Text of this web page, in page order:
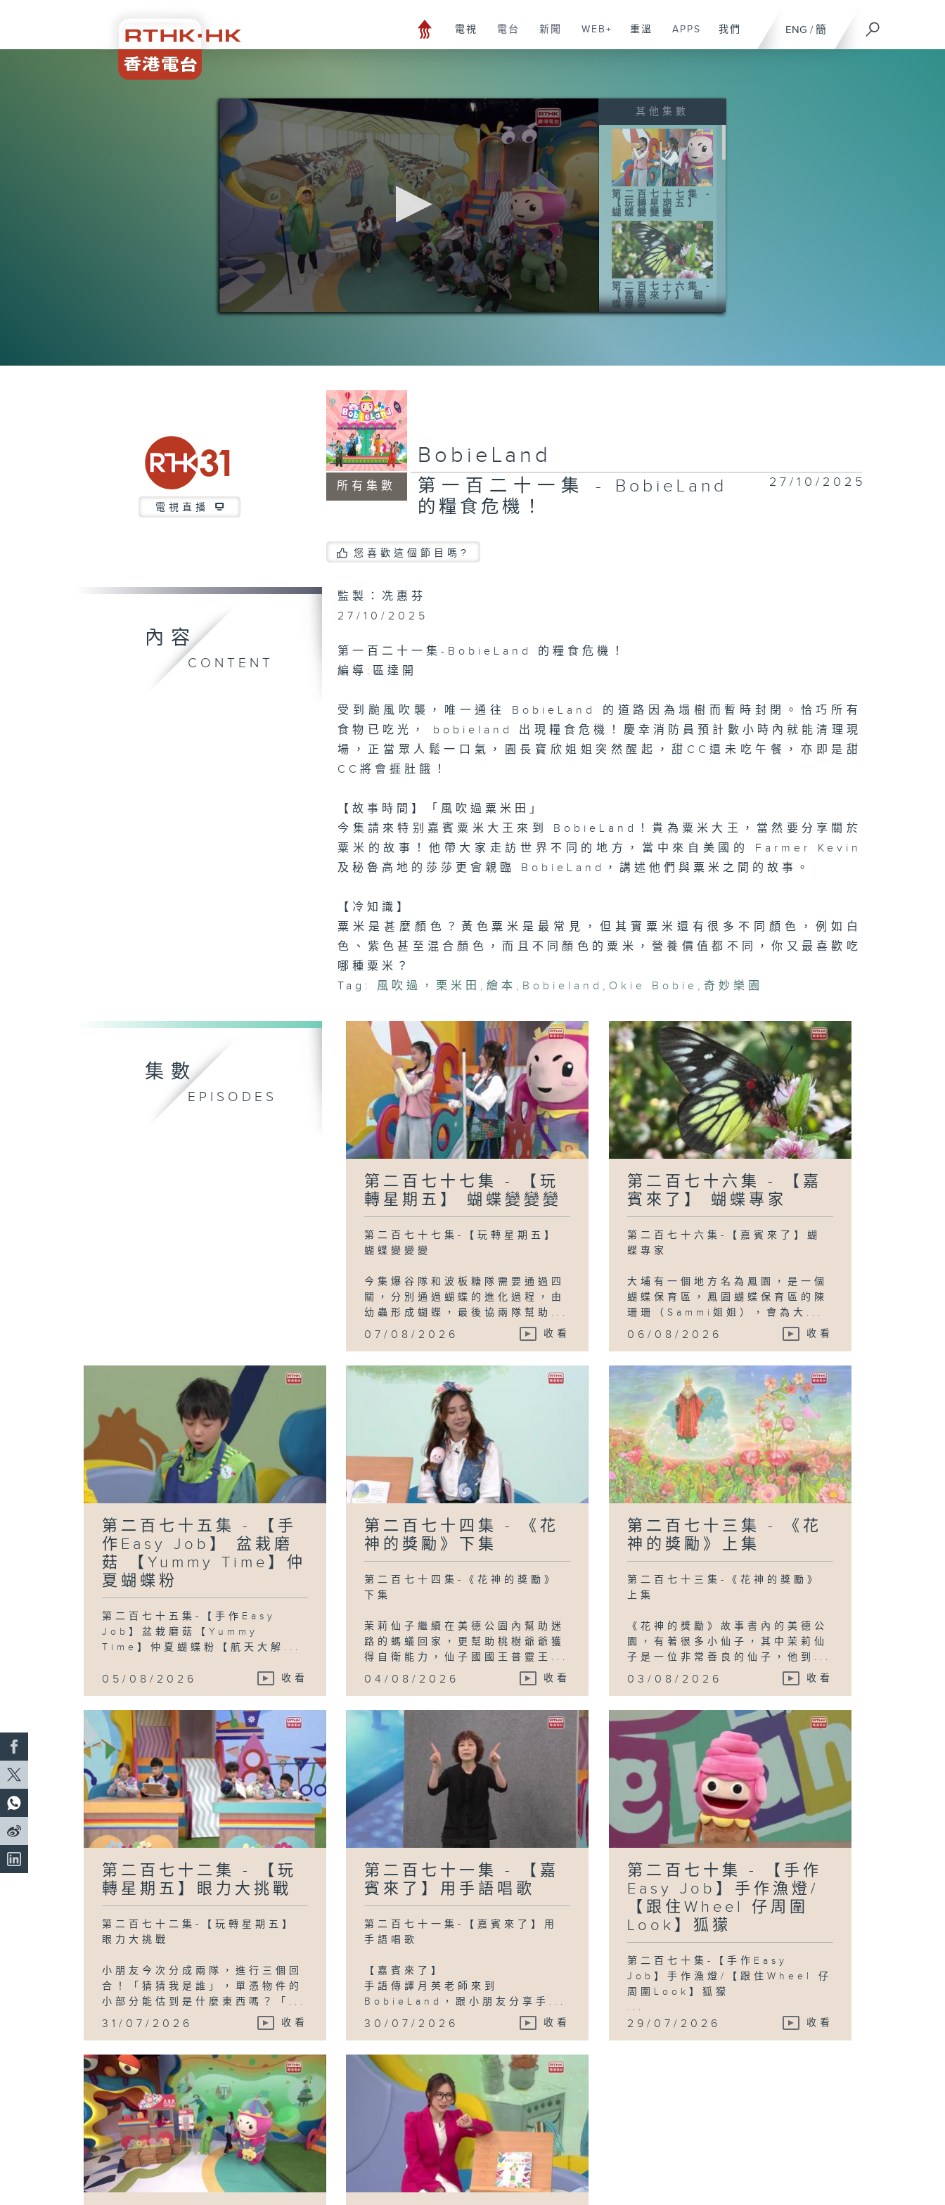
ENG / 簡
電視 電台 新聞 WEB+ 重溫 APPS 我們
0
其他集數
第二百七十七集 -
【玩轉星期五】
蝴蝶變變變
第二百七十六集 -
【嘉賓來了】 蝴
蝶專家
第二百七十集 -
【手作Easy
《還要等100個夜
晚》- 享受當下
第二百六十八集 -
《還要等100個夜
晚》- 時間有快有
慢？
電視直播
所有集數
BobieLand
第一百二十一集 - BobieLand
的糧食危機！
27/10/2025
您喜歡這個節目嗎?
內容
CONTENT
監製：冼惠芬
27/10/2025
第一百二十一集-BobieLand 的糧食危機！
編導:區達開
受到颱風吹襲，唯一通往 BobieLand 的道路因為塌樹而暫時封閉。恰巧所有
食物已吃光， bobieland 出現糧食危機！慶幸消防員預計數小時內就能清理現
場，正當眾人鬆一口氣，園長寶欣姐姐突然醒起，甜CC還未吃午餐，亦即是甜
CC將會捱肚餓！
【故事時間】「風吹過粟米田」
今集請來特别嘉賓粟米大王來到 BobieLand！貴為粟米大王，當然要分享關於
粟米的故事！他帶大家走訪世界不同的地方，當中來自美國的 Farmer Kevin
及秘魯高地的莎莎更會親臨 BobieLand，講述他們與粟米之間的故事。
【冷知識】
粟米是甚麼顏色？黃色粟米是最常見，但其實粟米還有很多不同顏色，例如白
色、紫色甚至混合顏色，而且不同顏色的粟米，營養價值都不同，你又最喜歡吃
哪種粟米？
Tag:
風吹過，栗米田 ,繪本 , Bobieland , Okie Bobie ,奇妙樂園
集數
EPISODES
第二百七十七集 - 【玩
轉星期五】 蝴蝶變變變
第二百七十七集-【玩轉星期五】
蝴蝶變變變
今集爆谷隊和波板糖隊需要通過四
關，分別通過蝴蝶的進化過程，由
幼蟲形成蝴蝶，最後協兩隊幫助...
07/08/2026 收看
第二百七十六集 - 【嘉
賓來了】 蝴蝶專家
第二百七十六集-【嘉賓來了】蝴
蝶專家
大埔有一個地方名為鳳園，是一個
蝴蝶保育區，鳳園蝴蝶保育區的陳
珊珊（Sammi姐姐），會為大...
06/08/2026 收看
第二百七十五集 - 【手
作Easy Job】 盆栽磨
菇 【Yummy Time】仲
夏蝴蝶粉
第二百七十五集-【手作Easy
Job】盆栽磨菇【Yummy
Time】仲夏蝴蝶粉【航天大解...
05/08/2026 收看
第二百七十四集 - 《花
神的獎勵》下集
第二百七十四集-《花神的獎勵》
下集
茉莉仙子繼續在美德公園內幫助迷
路的螞蟻回家，更幫助桃樹爺爺獲
得自衛能力，仙子國國王普靈王...
04/08/2026 收看
第二百七十三集 - 《花
神的獎勵》上集
第二百七十三集-《花神的獎勵》
上集
《花神的獎勵》故事書內的美德公
園，有著很多小仙子，其中茉莉仙
子是一位非常善良的仙子，他到...
03/08/2026 收看
第二百七十二集 - 【玩
轉星期五】眼力大挑戰
第二百七十二集-【玩轉星期五】
眼力大挑戰
小朋友今次分成兩隊，進行三個回
合！「猜猜我是誰」，單憑物件的
小部分能估到是什麼東西嗎？「...
31/07/2026 收看
第二百七十一集 - 【嘉
賓來了】用手語唱歌
第二百七十一集-【嘉賓來了】用
手語唱歌
【嘉賓來了】
手語傳譯月英老師來到
BobieLand，跟小朋友分享手...
30/07/2026 收看
第二百七十集 - 【手作
Easy Job】手作漁燈/
【跟住Wheel 仔周圍
Look】狐獴
第二百七十集-【手作Easy
Job】手作漁燈/【跟住Wheel 仔
周圍Look】狐獴
...
29/07/2026 收看